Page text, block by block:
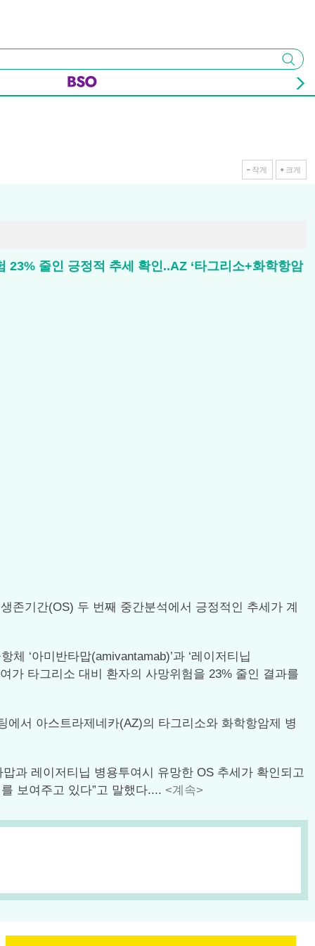
검색
작게 크게
줄인 긍정적 추세 확인..AZ ‘타그리소+화학항암
존기간(OS) 두 번째 중간분석에서 긍정적인 추세가 계
‘아미반타맙(amivantamab)’과 ‘레이저티닙
가 타그리소 대비 환자의 사망위험을 23% 줄인 결과를
서 아스트라제네카(AZ)의 타그리소와 화학항암제 병
과 레이저티닙 병용투여시 유망한 OS 추세가 확인되고
보여주고 있다”고 말했다.... <계속>